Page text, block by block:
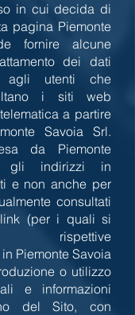
in cui decida di
pagina Piemonte
fornire alcune
dei dati
agli utenti che
i siti web
a partire
Savoia Srl.
da Piemonte
gli indirizzi in
e non anche per
consultati
(per i quali si
rispettive
Piemonte Savoia
o utilizzo
e informazioni
del Sito, con